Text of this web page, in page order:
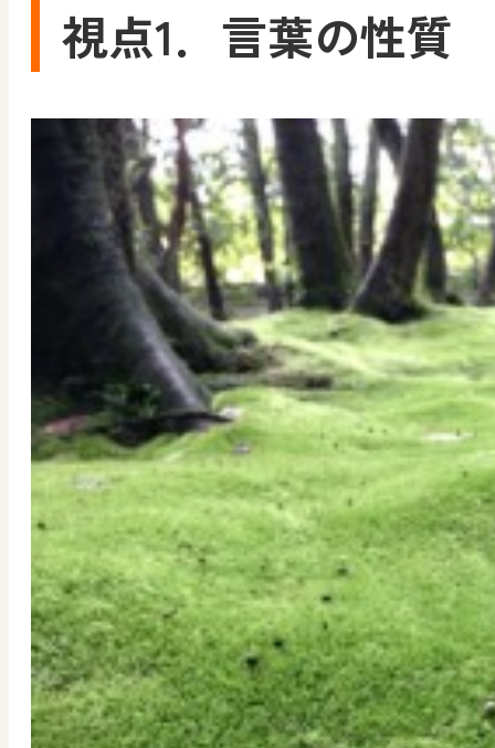
視点1．言葉の性質